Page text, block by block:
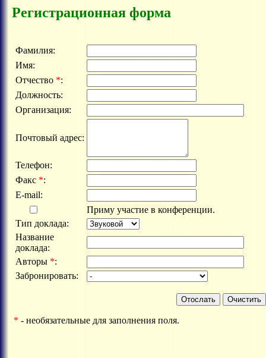
Регистрационная форма
Фамилия:
Имя:
Отчество *:
Должность:
Организация:
Почтовый адрес:
Телефон:
Факс *:
E-mail:
Приму участие в конференции.
Тип доклада:
Название
доклада:
Авторы *:
Забронировать:
* - необязательные для заполнения поля.